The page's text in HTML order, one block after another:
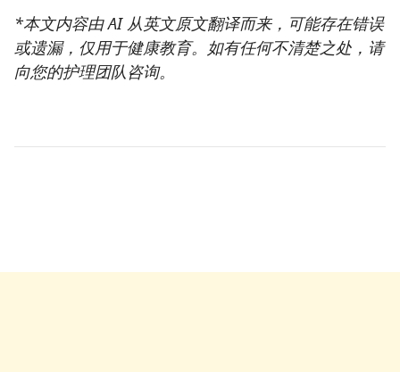
*本文内容由 AI 从英文原文翻译而来，可能存在错误
或遗漏，仅用于健康教育。如有任何不清楚之处，请
向您的护理团队咨询。